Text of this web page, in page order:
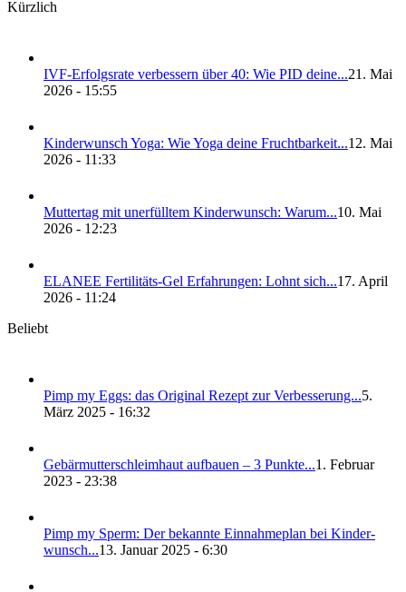
Kürzlich
IVF-Erfolgs­ra­te ver­bes­sern über 40: Wie PID dei­ne...21. Mai
2026 - 15:55
Kin­der­wunsch Yoga: Wie Yoga dei­ne Frucht­bar­keit...12. Mai
2026 - 11:33
Mut­ter­tag mit uner­füll­tem Kin­der­wunsch: War­um...10. Mai
2026 - 12:23
ELANEE Fer­ti­li­täts-Gel Erfah­run­gen: Lohnt sich...17. April
2026 - 11:24
Beliebt
Pimp my Eggs: das Ori­gi­nal Rezept zur Ver­bes­se­rung...5.
März 2025 - 16:32
Gebär­mut­ter­schleim­haut auf­bau­en – 3 Punk­te...1. Februar
2023 - 23:38
Pimp my Sperm: Der bekann­te Ein­nah­me­plan bei Kin­der­
wunsch...13. Januar 2025 - 6:30